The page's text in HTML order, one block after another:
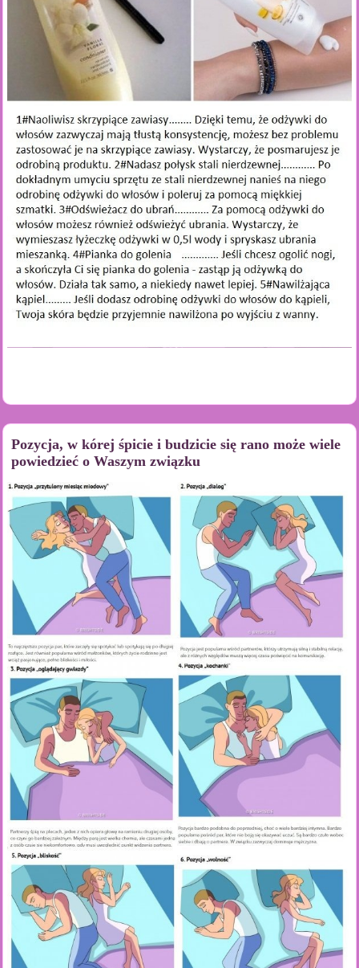
Pozycja, w kórej śpicie i budzicie się rano może wiele
powiedzieć o Waszym związku